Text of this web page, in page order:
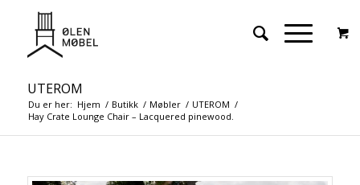
UTEROM
Du er her: Hjem / Butikk / Møbler / UTEROM /
Hay Crate Lounge Chair – Lacquered pinewood.